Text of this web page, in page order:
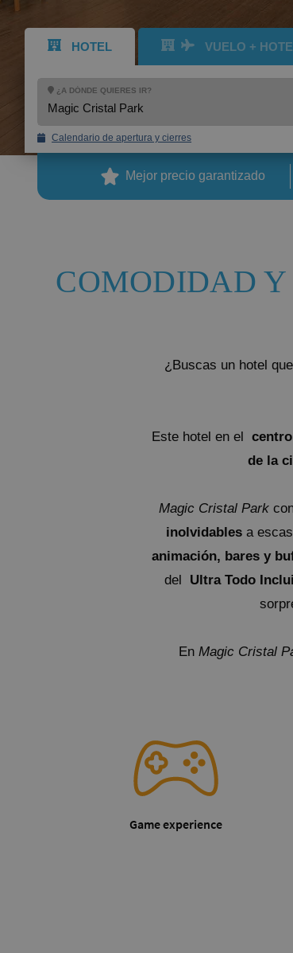
HOTEL VUELO +
¿A DÓNDE QUIERES IR?
Magic Cristal Park
BENIDORM
Magic Natura Animal & Waterpark Polynesian
Hotel Villa del Mar
Calendario de apertura y cierres
Mejor precio garantizado
COMODIDAD
¿Buscas un hotel
Este hotel en el
de la
Magic Cristal Park
inolvidables a
animación, bares y
del
Ultra Todo
En Magic Cristal
Game experience